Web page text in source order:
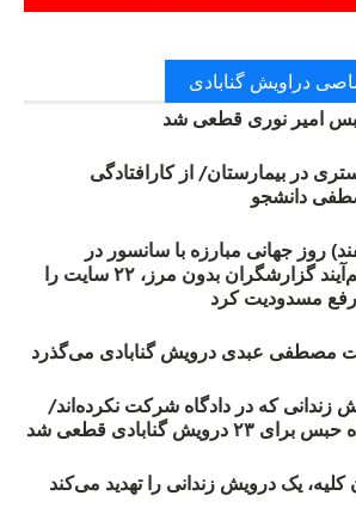
دراویش گنابادی
امیر نوری قطعی شد
در بیمارستان/ از کارافتادگی
(۲۱ اسفند) روز جهانی مبارزه با سانسور در
اینترنت: #آزادی هم‌آیند گزارشگران‌ بدون مرز، ۲۲ سایت را
مسدودیت کرد
مصطفی عبدی درویش گنابادی می‌گذرد
۲۳ درویش زندانی که در دادگاه شرکت نکرده‌اند/
یک درویش زندانی را تهدید می‌کند